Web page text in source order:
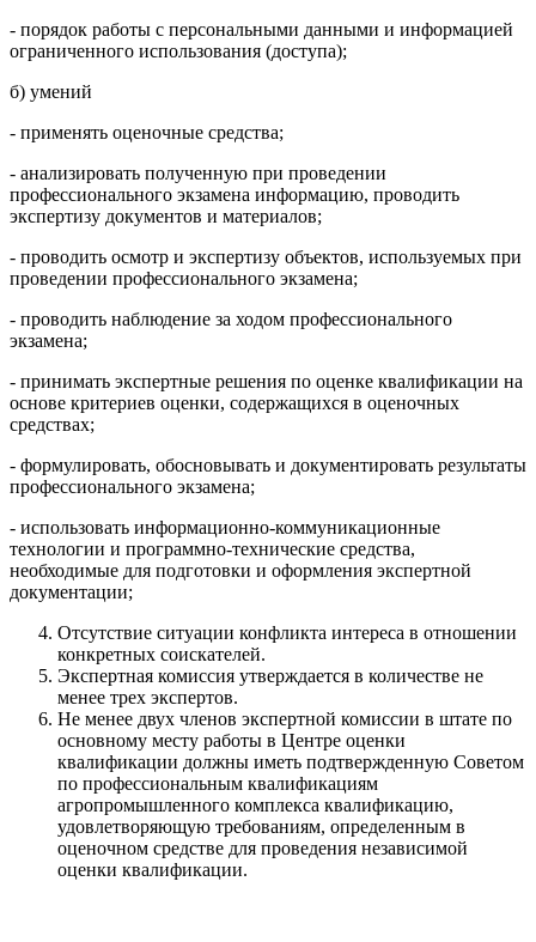
- порядок работы с персональными данными и информацией
ограниченного использования (доступа);
б) умений
- применять оценочные средства;
- анализировать полученную при проведении
профессионального экзамена информацию, проводить
экспертизу документов и материалов;
- проводить осмотр и экспертизу объектов, используемых при
проведении профессионального экзамена;
- проводить наблюдение за ходом профессионального
экзамена;
- принимать экспертные решения по оценке квалификации на
основе критериев оценки, содержащихся в оценочных
средствах;
- формулировать, обосновывать и документировать результаты
профессионального экзамена;
- использовать информационно-коммуникационные
технологии и программно-технические средства,
необходимые для подготовки и оформления экспертной
документации;
Отсутствие ситуации конфликта интереса в отношении
конкретных соискателей.
Экспертная комиссия утверждается в количестве не
менее трех экспертов.
Не менее двух членов экспертной комиссии в штате по
основному месту работы в Центре оценки
квалификации должны иметь подтвержденную Советом
по профессиональным квалификациям
агропромышленного комплекса квалификацию,
удовлетворяющую требованиям, определенным в
оценочном средстве для проведения независимой
оценки квалификации.